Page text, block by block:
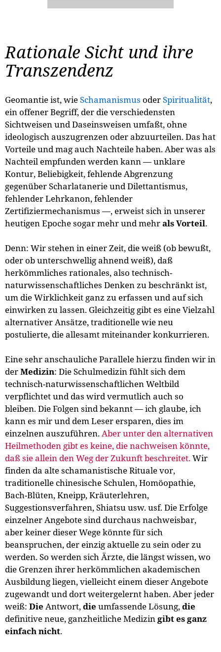
Rationale Sicht und ihre
Transzendenz
Geomantie ist, wieSchamanismus oderSpiritualität,
ein offener Begriff, der die verschiedensten
Sichtweisen und Daseinsweisen umfaßt, ohne
ideologisch auszugrenzen oder abzuurteilen. Das hat
Vorteile und mag auch Nachteile haben. Aber was als
Nachteil empfunden werden kann — unklare
Kontur, Beliebigkeit, fehlende Abgrenzung
gegenüber Scharlatanerie und Dilettantismus,
fehlender Lehrkanon, fehlender
Zertifiziermechanismus —, erweist sich in unserer
heutigen Epoche sogar mehr und mehrals Vorteil.
Denn: Wir stehen in einer Zeit, die weiß (ob bewußt,
oder ob unterschwellig ahnend weiß), daß
herkömmliches rationales, also technisch-
naturwissenschaftliches Denken zu beschränkt ist,
um die Wirklichkeit ganz zu erfassen und auf sich
einwirken zu lassen. Gleichzeitig gibt es eine Vielzahl
alternativer Ansätze, traditionelle wie neu
postulierte, die allesamt miteinander konkurrieren.
Eine sehr anschauliche Parallele hierzu finden wir in
derMedizin: Die Schulmedizin fühlt sich dem
technisch-naturwissenschaftlichen Weltbild
verpflichtet und das wird vermutlich auch so
bleiben. Die Folgen sind bekannt — ich glaube, ich
kann es mir und dem Leser ersparen, dies im
einzelnen auszuführen. Aber unter den alternativen
Heilmethoden gibt es keine, die nachweisen könnte,
daß sie allein den Weg der Zukunft beschreitet. Wir
finden da alte schamanistische Rituale vor,
traditionelle chinesische Schulen, Homöopathie,
Bach-Blüten, Kneipp, Kräuterlehren,
Suggestionsverfahren, Shiatsu usw. usf. Die Erfolge
einzelner Angebote sind durchaus nachweisbar,
aber keiner dieser Wege könnte für sich
beanspruchen, der einzig aktuelle zu sein oder zu
werden. So werden sich Ärzte, die längst wissen, wo
die Grenzen ihrer herkömmlichen akademischen
Ausbildung liegen, vielleicht einem dieser Angebote
zugewandt und dort weitergelernt haben. Aber jeder
weiß: Die Antwort,die umfassende Lösung,die
definitive neue, ganzheitliche Medizin gibt es ganz
einfach nicht.